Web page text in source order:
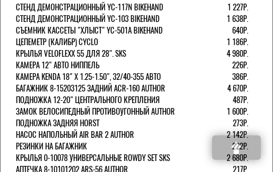
СТЕНД ДЕМОНСТРАЦИОННЫЙ YC-117N BIKEHAND
1 227Р.
СТЕНД ДЕМОНСТРАЦИОННЫЙ YC-103 BIKEHAND
1 638Р.
СЪЕМНИК КАССЕТЫ "ХЛЫСТ" YC-501A BIKEHAND
640Р.
ЦЕПЕМЕТР (КАЛИБР) CYCLO
1 186Р.
КРЫЛЬЯ VELOFLEXX 55 ДЛЯ 28". SKS
4 980Р.
КАМЕРА 12" АВТО НИППЕЛЬ
226Р.
КАМЕРА KENDA 18" Х 1.25-1.50", 32/40-355 АВТО
386Р.
БАГАЖНИК 8-15203125 ЗАДНИЙ ACR-160 AUTHOR
4 670Р.
ПОДНОЖКА 12-20" ЦЕНТРАЛЬНОГО КРЕПЛЕНИЯ
487Р.
ЗАМОК ВЕЛОСИПЕДНЫЙ ПРОТИВОУГОННЫЙ AUTHOR
1 600Р.
ПОДНОЖКА ЗАДНЯЯ HORST
273Р.
НАСОС НАПОЛЬНЫЙ AIR BAR 2 AUTHOR
2 142Р.
РЕЗИНКИ НА БАГАЖНИК
222Р.
КРЫЛЬЯ 0-10078 УНИВЕРСАЛЬНЫЕ ROWDY SET SKS
2 680Р.
АПТЕЧКА 8-10101202 ARS-56 AUTHOR
217Р.